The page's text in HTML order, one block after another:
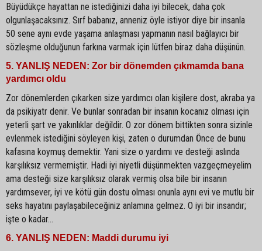
Büyüdükçe hayattan ne istediğinizi daha iyi bilecek, daha çok
olgunlaşacaksınız. Sırf babanız, anneniz öyle istiyor diye bir insanla
50 sene aynı evde yaşama anlaşması yapmanın nasıl bağlayıcı bir
sözleşme olduğunun farkına varmak için lütfen biraz daha düşünün.
5. YANLIŞ NEDEN: Zor bir dönemden çıkmamda bana
yardımcı oldu
Zor dönemlerden çıkarken size yardımcı olan kişilere dost, akraba ya
da psikiyatr denir. Ve bunlar sonradan bir insanın kocanız olması için
yeterli şart ve yakınlıklar değildir. O zor dönem bittikten sonra sizinle
evlenmek istediğini söyleyen kişi, zaten o durumdan Önce de bunu
kafasına koymuş demektir. Yani size o yardımı ve desteği aslında
karşılıksız vermemiştir. Hadi iyi niyetli düşünmekten vazgeçmeyelim
ama desteği size karşılıksız olarak vermiş olsa bile bir insanın
yardımsever, iyi ve kötü gün dostu olması onunla aynı evi ve mutlu bir
seks hayatını paylaşabileceğiniz anlamına gelmez. O iyi bir insandır;
işte o kadar...
6. YANLIŞ NEDEN: Maddi durumu iyi